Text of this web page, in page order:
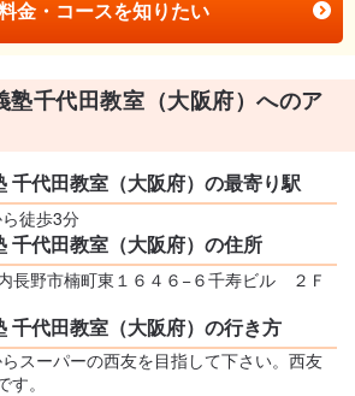
金・コースを知りたい
塾千代田教室（大阪府）へのア
千代田教室（大阪府）の最寄り駅
徒歩3分
千代田教室（大阪府）の住所
長野市楠町東１６４６−６千寿ビル ２Ｆ
千代田教室（大阪府）の行き方
スーパーの西友を目指して下さい。西友
。